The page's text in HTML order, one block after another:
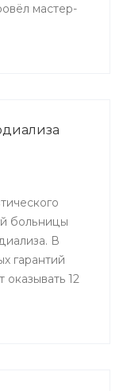
мастер-
новыми
больницы
В
гарантий
12